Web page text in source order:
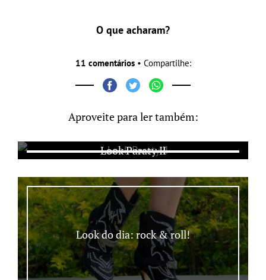
O que acharam?
11 comentários• Compartilhe:
Aproveite para ler também:
Look Paraty II
Look do dia: rock & roll!